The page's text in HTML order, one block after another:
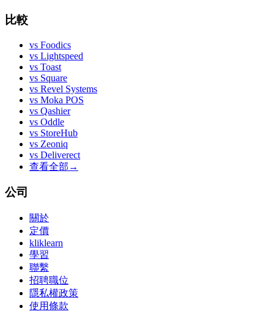
比較
vs Foodics
vs Lightspeed
vs Toast
vs Square
vs Revel Systems
vs Moka POS
vs Qashier
vs Oddle
vs StoreHub
vs Zeoniq
vs Deliverect
查看全部 →
公司
關於
定價
kliklearn
學習
聯繫
招聘職位
隱私權政策
使用條款